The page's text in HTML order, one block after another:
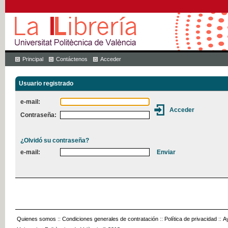
Principal Contáctenos Acceder
Usuario registrado
e-mail:
Contraseña:
¿Olvidó su contraseña?
e-mail:
Quienes somos :: Condiciones generales de contratación :: Política de privacidad ::